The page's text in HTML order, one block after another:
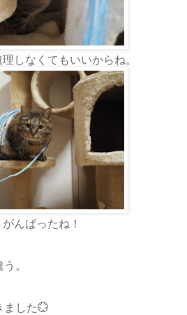
しなくてもいいからね。
がんばったね！
。
ました💮